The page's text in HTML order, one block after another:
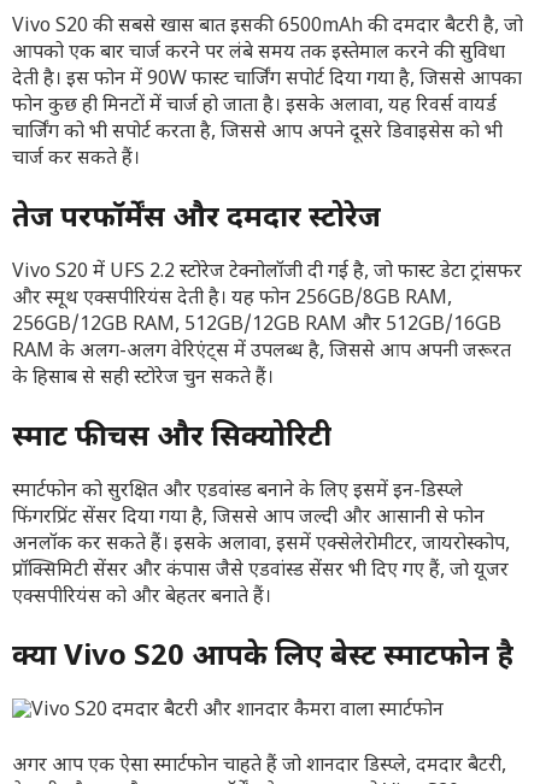
Vivo S20 की सबसे खास बात इसकी 6500mAh की दमदार बैटरी है, जो
आपको एक बार चार्ज करने पर लंबे समय तक इस्तेमाल करने की सुविधा
देती है। इस फोन में 90W फास्ट चार्जिंग सपोर्ट दिया गया है, जिससे आपका
फोन कुछ ही मिनटों में चार्ज हो जाता है। इसके अलावा, यह रिवर्स वायर्ड
चार्जिंग को भी सपोर्ट करता है, जिससे आप अपने दूसरे डिवाइसेस को भी
चार्ज कर सकते हैं।
तेज परफॉर्मेंस और दमदार स्टोरेज
Vivo S20 में UFS 2.2 स्टोरेज टेक्नोलॉजी दी गई है, जो फास्ट डेटा ट्रांसफर
और स्मूथ एक्सपीरियंस देती है। यह फोन 256GB/8GB RAM,
256GB/12GB RAM, 512GB/12GB RAM और 512GB/16GB
RAM के अलग-अलग वेरिएंट्स में उपलब्ध है, जिससे आप अपनी जरूरत
के हिसाब से सही स्टोरेज चुन सकते हैं।
स्मार्ट फीचर्स और सिक्योरिटी
स्मार्टफोन को सुरक्षित और एडवांस्ड बनाने के लिए इसमें इन-डिस्प्ले
फिंगरप्रिंट सेंसर दिया गया है, जिससे आप जल्दी और आसानी से फोन
अनलॉक कर सकते हैं। इसके अलावा, इसमें एक्सेलेरोमीटर, जायरोस्कोप,
प्रॉक्सिमिटी सेंसर और कंपास जैसे एडवांस्ड सेंसर भी दिए गए हैं, जो यूजर
एक्सपीरियंस को और बेहतर बनाते हैं।
क्या Vivo S20 आपके लिए बेस्ट स्मार्टफोन है
अगर आप एक ऐसा स्मार्टफोन चाहते हैं जो शानदार डिस्प्ले, दमदार बैटरी,